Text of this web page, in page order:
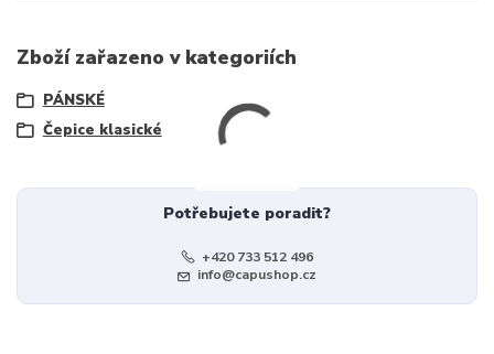
Zboží zařazeno v kategoriích
PÁNSKÉ
Čepice klasické
Potřebujete poradit?
+420 733 512 496
info@capushop.cz